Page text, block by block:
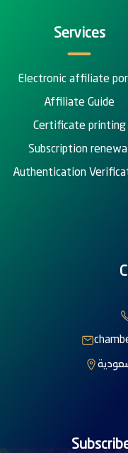
Services
Electronic affiliate
Affiliate Guide
Certificate printing
Subscription renewal
Authentication